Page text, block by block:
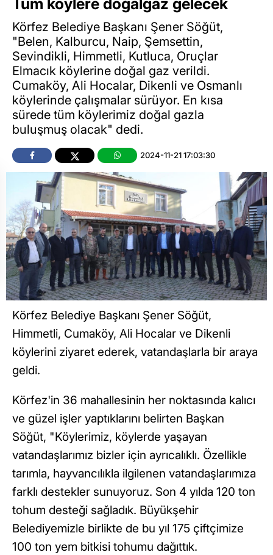
Körfez Belediye Başkanı Şener Söğüt,
"Belen, Kalburcu, Naip, Şemsettin,
Sevindikli, Himmetli, Kutluca, Oruçlar
Elmacık köylerine doğal gaz verildi.
Cumaköy, Ali Hocalar, Dikenli ve Osmanlı
köylerinde çalışmalar sürüyor. En kısa
sürede tüm köylerimiz doğal gazla
buluşmuş olacak" dedi.
2024-11-21 17:03:30
Körfez Belediye Başkanı Şener Söğüt,
Himmetli, Cumaköy, Ali Hocalar ve Dikenli
köylerini ziyaret ederek, vatandaşlarla bir araya
geldi.
Körfez'in 36 mahallesinin her noktasında kalıcı
ve güzel işler yaptıklarını belirten Başkan
Söğüt, "Köylerimiz, köylerde yaşayan
vatandaşlarımız bizler için ayrıcalıklı. Özellikle
tarımla, hayvancılıkla ilgilenen vatandaşlarımıza
farklı destekler sunuyoruz. Son 4 yılda 120 ton
tohum desteği sağladık. Büyükşehir
Belediyemizle birlikte de bu yıl 175 çiftçimize
100 ton yem bitkisi tohumu dağıttık.